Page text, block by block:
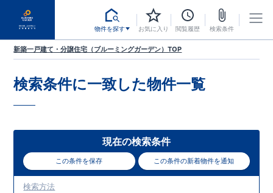
物件を探す お気に入り 閲覧履歴 検索条件
新築一戸建て・分譲住宅（ブルーミングガーデン）TOP
検索条件に一致した物件一覧
現在の検索条件
この条件を保存 この条件の新着物件を通知
検索方法